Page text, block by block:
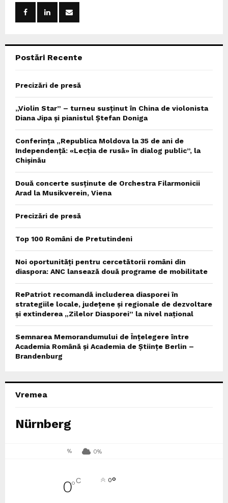
Postări Recente
Precizări de presă
„Violin Star” – turneu susținut în China de violonista
Diana Jipa și pianistul Ștefan Doniga
Conferința „Republica Moldova la 35 de ani de
Independență: «Lecția de rusă» în dialog public”, la
Chișinău
Două concerte susținute de Orchestra Filarmonicii
Arad la Musikverein, Viena
Precizări de presă
Top 100 Români de Pretutindeni
Noi oportunități pentru cercetătorii români din
diaspora: ANC lansează două programe de mobilitate
RePatriot recomandă includerea diasporei în
strategiile locale, județene și regionale de dezvoltare
și extinderea „Zilelor Diasporei” la nivel național
Semnarea Memorandumului de Înțelegere între
Academia Română și Academia de Științe Berlin –
Brandenburg
Vremea
Nürnberg
% 0%
0°C 0°